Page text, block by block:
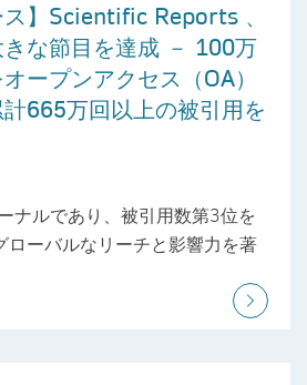
ス】Scientific Reports 、
な節目を達成 － 100万
ープンアクセス（OA）
665万回以上の被引用を
ナルであり、被引用数第3位を
ローバルなリーチと影響力を著